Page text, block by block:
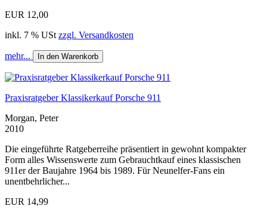
EUR 12,00
inkl. 7 % USt zzgl. Versandkosten
mehr... In den Warenkorb
Praxisratgeber Klassikerkauf Porsche 911
Morgan, Peter
2010
Die eingeführte Ratgeberreihe präsentiert in gewohnt kompakter
Form alles Wissenswerte zum Gebrauchtkauf eines klassischen
911er der Baujahre 1964 bis 1989. Für Neunelfer-Fans ein
unentbehrlicher...
EUR 14,99